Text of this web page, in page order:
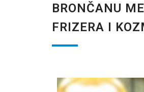
BRONČANU
FRIZERA I